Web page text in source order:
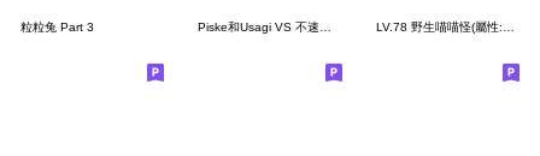
粒粒兔 Part 3 Piske和Usagi VS 不速之客 LV.78 野生喵喵怪(屬性:自定義)